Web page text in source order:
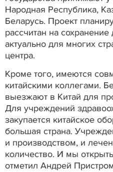
Народная Республика,
Беларусь. Проект
рассчитан на
актуально для многих
центра.
Кроме того, имеются
китайскими коллегами.
выезжают в Китай для
Для учреждений
закупается китайское
большая страна.
и производством, и
количество. И мы
отметил Андрей